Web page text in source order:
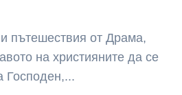
пътешествия от Драма,
на християните да се
Господен,...